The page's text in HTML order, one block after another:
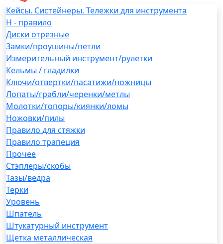
Кейсы. Систейнеры. Тележки для инструмента
H - правило
Диски отрезные
Замки/проушины/петли
Измерительный инструмент/рулетки
Кельмы / гладилки
Ключи/отвертки/пасатижи/ножницы
Лопаты/грабли/черенки/метлы
Молотки/топоры/киянки/ломы
Ножовки/пилы
Правило для стяжки
Правило трапеция
Прочее
Стэплеры/скобы
Тазы/ведра
Терки
Уровень
Шпатель
Штукатурный инструмент
Щетка металлическая